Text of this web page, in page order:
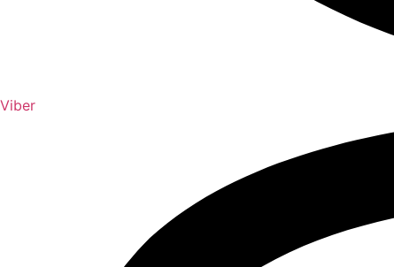
Viber